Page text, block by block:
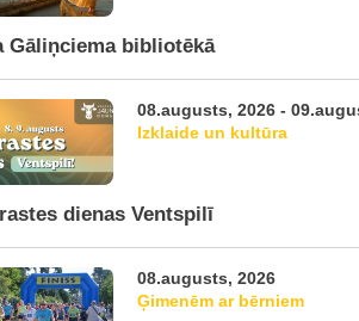
Gāliņciema bibliotēkā
08.augusts, 2026 -
Izklaide un kultūra
dienas Ventspilī
08.augusts, 2026
Ģimenēm ar bērniem